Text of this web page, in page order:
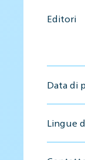
Editori
Data di
Lingue